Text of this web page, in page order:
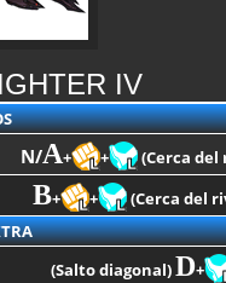
IV
N/A+ +
(Cerca del
B+ +
(Cerca del
(Salto diagonal)D+